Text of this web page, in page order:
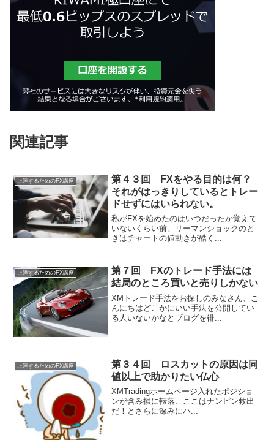
関連記事
上達するためのFX講座
第４３回 FXをやる目的は何？
それがはっきりしているとトレー
ドせずにはいられない。
私がFXを始めたのはいつだったか覚えて
いないくらい前。リーマンショックのと
きはチャートの値動きが酷く...
上達するためのFX講座
第７回 FXのトレード手法には
結局のところ買いと売りしかない
XMトレード手法をお探しのみなさん、こ
んにちはどこかにいい手法を公開してい
る人いないかなとブログを徘...
上達するためのFX講座
第３４回 ロスカットの原因は同
値以上で助かりたい仏心
XMTradingホームページ入れたポジショ
ンが含み損に転落、ここはナンピン救出
だ！とさらに深みにハ...